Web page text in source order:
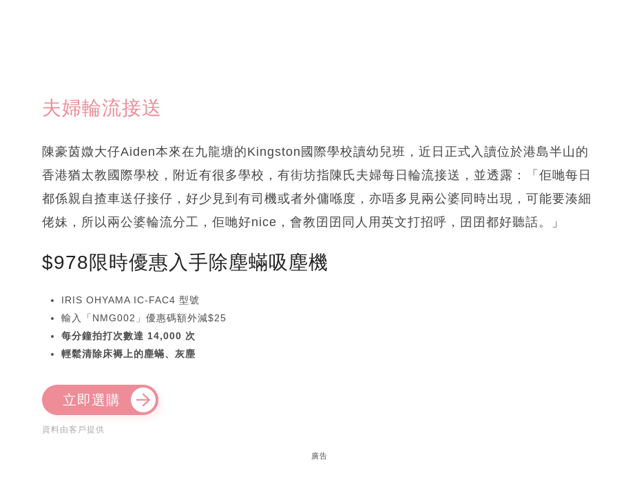
夫婦輪流接送
陳豪茵媺大仔Aiden本來在九龍塘的Kingston國際學校讀幼兒班，近日正式入讀位於港島半山的
香港猶太教國際學校，附近有很多學校，有街坊指陳氏夫婦每日輪流接送，並透露：「佢哋每日
都係親自揸車送仔接仔，好少見到有司機或者外傭喺度，亦唔多見兩公婆同時出現，可能要湊細
佬妹，所以兩公婆輪流分工，佢哋好nice，會教囝囝同人用英文打招呼，囝囝都好聽話。」
$978限時優惠入手除塵蟎吸塵機
IRIS OHYAMA IC-FAC4 型號
輸入「NMG002」優惠碼額外減$25
每分鐘拍打次數達 14,000 次
輕鬆清除床褥上的塵蟎、灰塵
立即選購
資料由客戶提供
廣告